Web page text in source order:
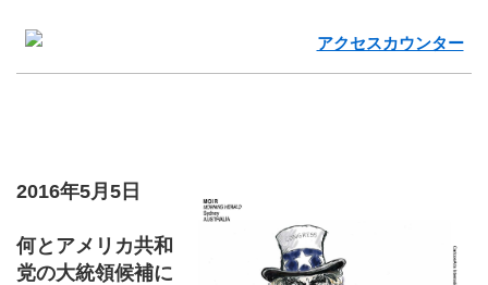
2016年5月5日
何とアメリカ共和
党の大統領候補に